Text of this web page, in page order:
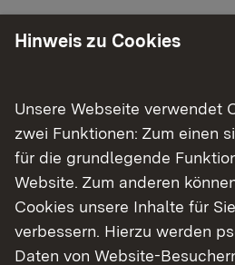
Träger von Frauen- und
Hinweis zu Cookies
Unsere Webseite verwendet
zwei Funktionen: Zum einen
für die grundlegende
Website. Zum anderen
Cookies unsere Inhalte für
verbessern. Hierzu werden
Daten von Website-